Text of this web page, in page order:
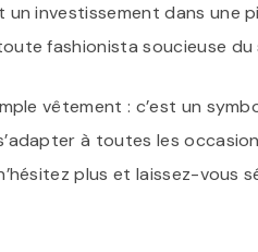
investissement dans une
fashionista soucieuse du
vêtement : c’est un
à toutes les
plus et laissez-vous